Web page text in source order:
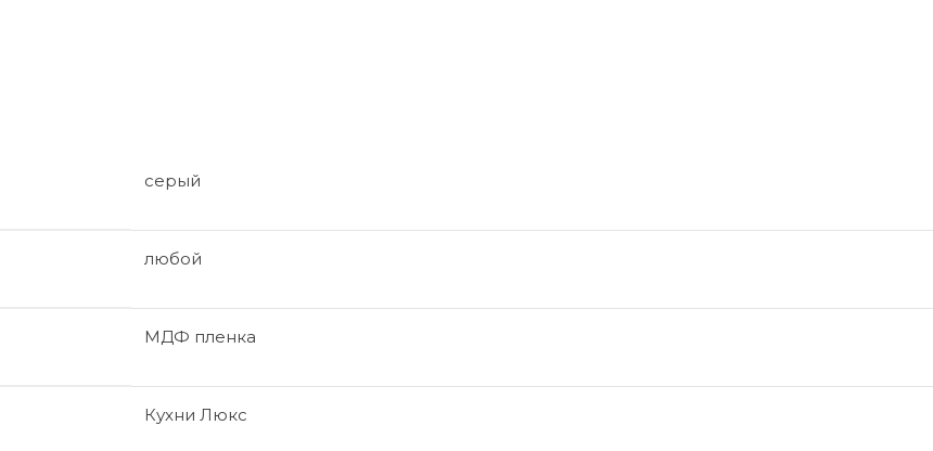
серый
любой
МДФ пленка
Кухни Люкс